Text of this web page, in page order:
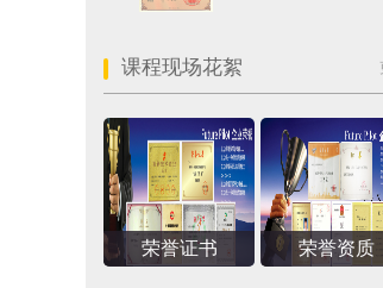
课程现场花絮
荣誉证书 荣誉资质